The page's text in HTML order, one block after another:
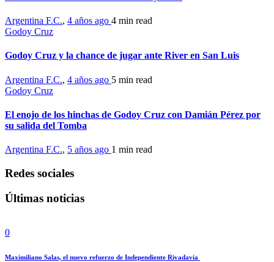
Argentina F.C., 4 años ago 4 min read
Godoy Cruz
Godoy Cruz y la chance de jugar ante River en San Luis
Argentina F.C., 4 años ago 5 min read
Godoy Cruz
El enojo de los hinchas de Godoy Cruz con Damián Pérez por
su salida del Tomba
Argentina F.C., 5 años ago 1 min read
Redes sociales
Últimas noticias
0
Maximiliano Salas, el nuevo refuerzo de Independiente Rivadavia